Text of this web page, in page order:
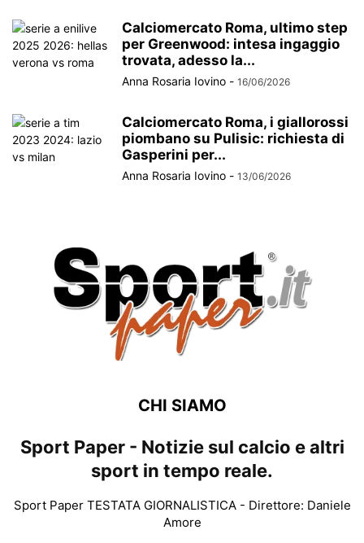
Calciomercato Roma, ultimo step
per Greenwood: intesa ingaggio
trovata, adesso la...
Anna Rosaria Iovino - 16/06/2026
Calciomercato Roma, i giallorossi
piombano su Pulisic: richiesta di
Gasperini per...
Anna Rosaria Iovino - 13/06/2026
CHI SIAMO
Sport Paper - Notizie sul calcio e altri
sport in tempo reale.
Sport Paper TESTATA GIORNALISTICA - Direttore: Daniele
Amore